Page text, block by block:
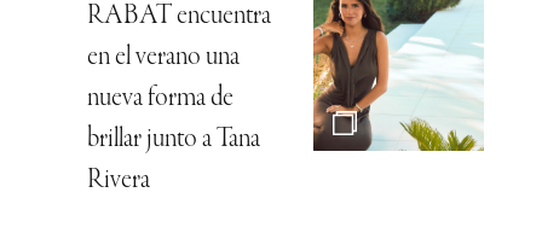
RABAT encuentra
en el verano una
nueva forma de
brillar junto a Tana
Rivera